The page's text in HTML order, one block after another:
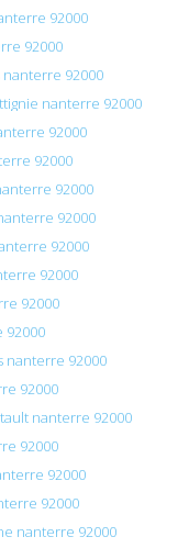
92000
92000
92000
nanterre 92000
92000
92000
92000
92000
92000
92000
92000
92000
nanterre 92000
92000
nanterre 92000
92000
92000
92000
nanterre 92000